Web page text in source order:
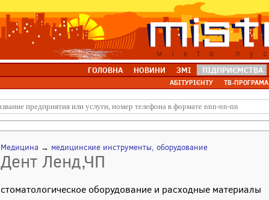
ГОЛОВНА НОВИНИ ЗМІ ПІДПРИЄМСТВА
АБІТУРІЄНТУ ТВ-ПРОГРАМА
Медицина → медицинские инструменты, оборудование
Дент Ленд,ЧП
стоматологическое оборудование и расходные материалы